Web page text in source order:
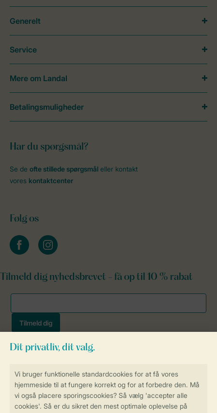
Sikker datahåndtering
Sikker betaling
Har du spørgsmål?
Se de ofte stillede spørgsmål eller kontakt
vores kontaktcenter
Følg os
facebookinstagram
Tilmeld dig nyhedsbrevet - få op til 10 % rabat
Generelt
Service
Mere om Landal
Betalingsmuligheder